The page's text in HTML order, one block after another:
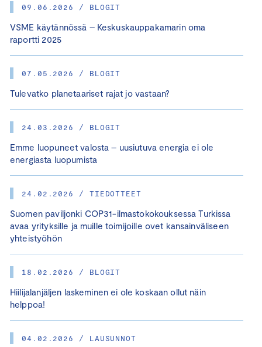
09.06.2026 / BLOGIT
VSME käytännössä – Keskuskauppakamarin oma
raportti 2025
07.05.2026 / BLOGIT
Tulevatko planetaariset rajat jo vastaan?
24.03.2026 / BLOGIT
Emme luopuneet valosta – uusiutuva energia ei ole
energiasta luopumista
24.02.2026 / TIEDOTTEET
Suomen paviljonki COP31-ilmastokokouksessa Turkissa
avaa yrityksille ja muille toimijoille ovet kansainväliseen
yhteistyöhön
18.02.2026 / BLOGIT
Hiilijalanjäljen laskeminen ei ole koskaan ollut näin
helppoa!
04.02.2026 / LAUSUNNOT